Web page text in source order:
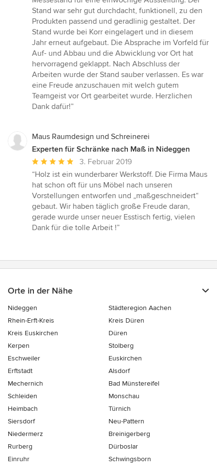
von
5
Sternen
Stand war sehr gut durchdacht, funktionell, zu den
Produkten passend und geradlinig gestaltet. Der
Stand wurde bei Korr eingelagert und in diesem
Jahr erneut aufgebaut. Die Absprache im Vorfeld für
Auf- und Abbau und die Abwicklung vor Ort hat
hervorragend geklappt. Nach Abschluss der
Arbeiten wurde der Stand sauber verlassen. Es war
eine Freude anzuschauen mit welch gutem
Teamgeist vor Ort gearbeitet wurde. Herzlichen
Dank dafür!”
Maus Raumdesign und Schreinerei
Experten für Schränke nach Maß in Nideggen
Durchschnittliche
Bewertung:
5
von
5
Sternen
3. Februar 2019
“Holz ist ein wunderbarer Werkstoff. Die Firma Maus
hat schon oft für uns Möbel nach unseren
Vorstellungen entworfen und „maßgeschneidert“
gebaut. Wir haben täglich große Freude daran,
gerade wurde unser neuer Esstisch fertig, vielen
Dank für die tolle Arbeit !”
Orte in der Nähe
Nideggen
Städteregion Aachen
Rhein-Erft-Kreis
Kreis Düren
Kreis Euskirchen
Düren
Kerpen
Stolberg
Eschweiler
Euskirchen
Erftstadt
Alsdorf
Mechernich
Bad Münstereifel
Schleiden
Monschau
Heimbach
Türnich
Siersdorf
Neu-Pattern
Niedermerz
Breinigerberg
Rurberg
Dürboslar
Einruhr
Schwingsborn